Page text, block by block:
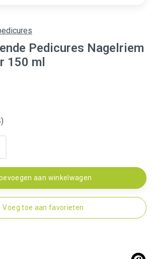
Pedicures Nagelriem
150 ml
aan winkelwagen
Voeg toe aan favorieten